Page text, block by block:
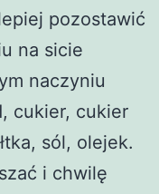
pozostawić
na sicie
naczyniu
cukier, cukier
sól, olejek.
i chwilę